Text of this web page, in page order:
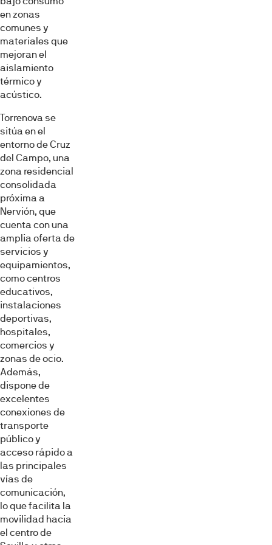
en zonas
comunes y
materiales que
mejoran el
aislamiento
térmico y
acústico.
Torrenova se
sitúa en el
entorno de Cruz
del Campo, una
zona residencial
consolidada
próxima a
Nervión, que
cuenta con una
amplia oferta de
servicios y
equipamientos,
como centros
educativos,
instalaciones
deportivas,
hospitales,
comercios y
zonas de ocio.
Además,
dispone de
excelentes
conexiones de
transporte
público y
acceso rápido a
las principales
vías de
comunicación,
lo que facilita la
movilidad hacia
el centro de